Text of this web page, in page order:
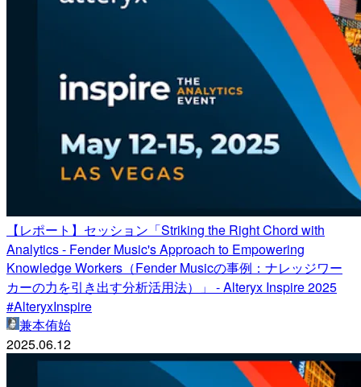
【レポート】セッション「Striking the Right Chord with
Analytics - Fender Music's Approach to Empowering
Knowledge Workers（Fender Musicの事例：ナレッジワー
カーの力を引き出す分析活用法）」 - Alteryx Inspire 2025
#AlteryxInspire
兼本侑始
2025.06.12